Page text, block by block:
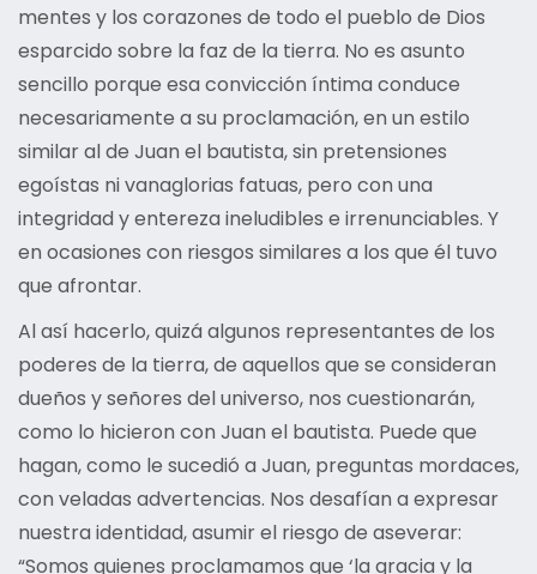
mentes y los corazones de todo el pueblo de Dios
esparcido sobre la faz de la tierra. No es asunto
sencillo porque esa convicción íntima conduce
necesariamente a su proclamación, en un estilo
similar al de Juan el bautista, sin pretensiones
egoístas ni vanaglorias fatuas, pero con una
integridad y entereza ineludibles e irrenunciables. Y
en ocasiones con riesgos similares a los que él tuvo
que afrontar.
Al así hacerlo, quizá algunos representantes de los
poderes de la tierra, de aquellos que se consideran
dueños y señores del universo, nos cuestionarán,
como lo hicieron con Juan el bautista. Puede que
hagan, como le sucedió a Juan, preguntas mordaces,
con veladas advertencias. Nos desafían a expresar
nuestra identidad, asumir el riesgo de aseverar:
“Somos quienes proclamamos que ‘la gracia y la